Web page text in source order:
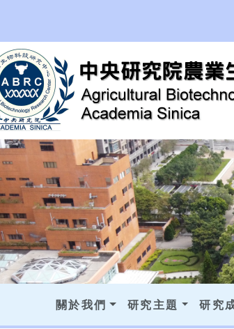
關於我們 研究主題 研究